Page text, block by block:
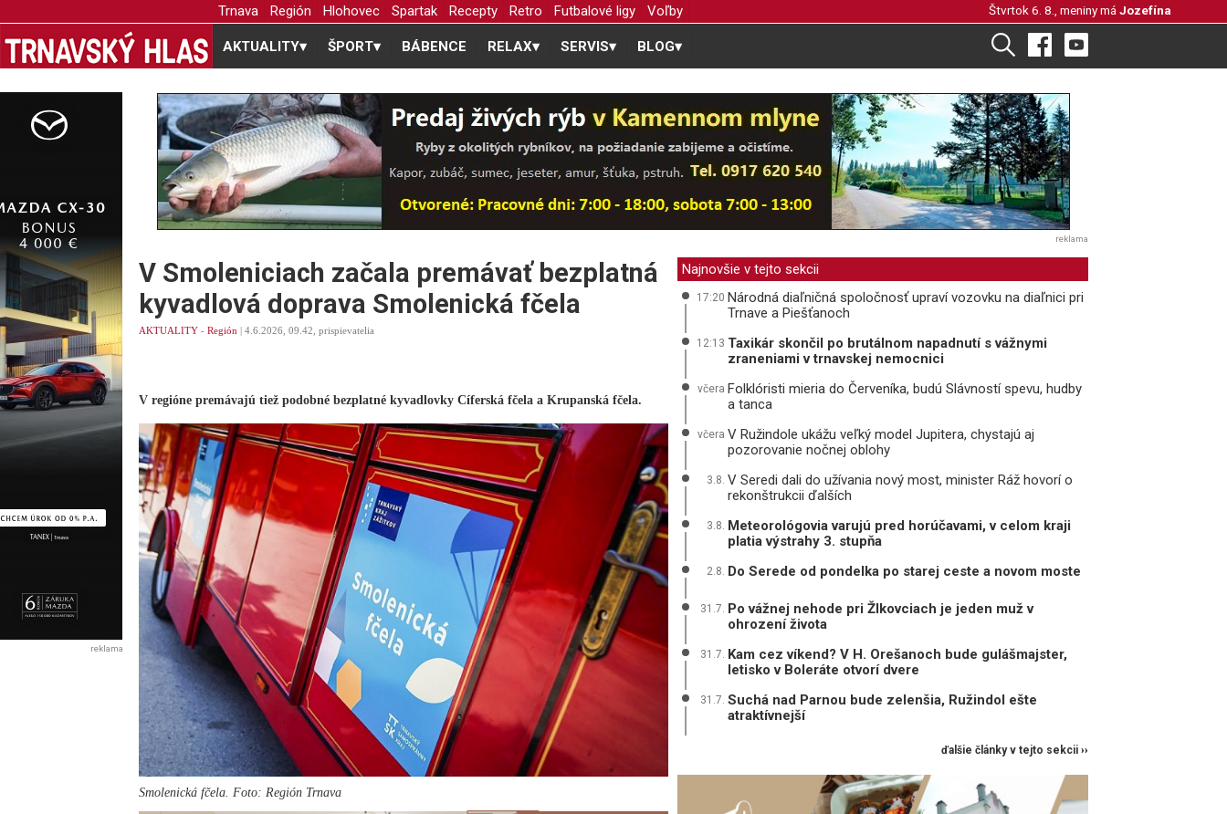
Trnava Región Hlohovec Spartak Recepty Retro Futbalové ligy Voľby Štvrtok 6. 8., meniny má Jozefína
AKTUALITY▾ ŠPORT▾ BÁBENCE RELAX▾ SERVIS▾ BLOG▾
reklama
V Smoleniciach začala premávať bezplatná
kyvadlová doprava Smolenická fčela
AKTUALITY - Región | 4.6.2026, 09.42, prispievatelia
V regióne premávajú tiež podobné bezplatné kyvadlovky Cíferská fčela a Krupanská fčela.
Smolenická fčela. Foto: Región Trnava
Najnovšie v tejto sekcii
17:20 Národná diaľničná spoločnosť upraví vozovku na diaľnici pri
Trnave a Piešťanoch
12:13 Taxikár skončil po brutálnom napadnutí s vážnymi
zraneniami v trnavskej nemocnici
včera Folklóristi mieria do Červeníka, budú Slávností spevu, hudby
a tanca
včera V Ružindole ukážu veľký model Jupitera, chystajú aj
pozorovanie nočnej oblohy
3.8. V Seredi dali do užívania nový most, minister Ráž hovorí o
rekonštrukcii ďalších
3.8. Meteorológovia varujú pred horúčavami, v celom kraji
platia výstrahy 3. stupňa
2.8. Do Serede od pondelka po starej ceste a novom moste
31.7. Po vážnej nehode pri Žlkovciach je jeden muž v
ohrození života
31.7. Kam cez víkend? V H. Orešanoch bude gulášmajster,
letisko v Boleráte otvorí dvere
31.7. Suchá nad Parnou bude zelenšia, Ružindol ešte
atraktívnejší
ďalšie články v tejto sekcii ››
reklama